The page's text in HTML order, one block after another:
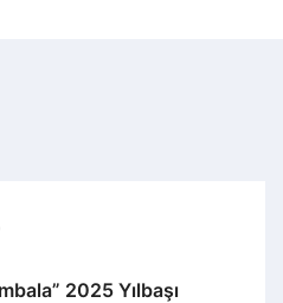
2025 Yılbaşı